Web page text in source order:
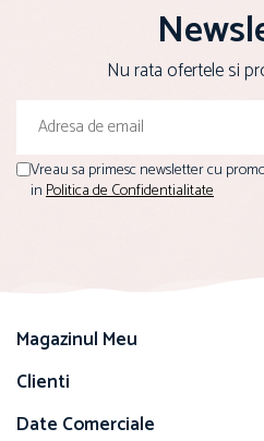
Nu rata ofertele si
Vreau sa primesc newsletter cu
inPolitica de Confidentialitate
Magazinul Meu
Clienti
Date Comerciale